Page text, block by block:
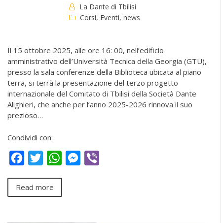
La Dante di Tbilisi
Corsi, Eventi, news
Il 15 ottobre 2025, alle ore 16: 00, nell’edificio
amministrativo dell’Università Tecnica della Georgia (GTU),
presso la sala conferenze della Biblioteca ubicata al piano
terra, si terrà la presentazione del terzo progetto
internazionale del Comitato di Tbilisi della Società Dante
Alighieri, che anche per l’anno 2025-2026 rinnova il suo
prezioso…
Condividi con:
FacebookTwitterWhatsAppMessenger
Read more